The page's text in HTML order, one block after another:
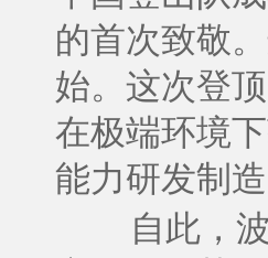
的首次致敬
始。这次登
在极端环境
能力研发制
自此，